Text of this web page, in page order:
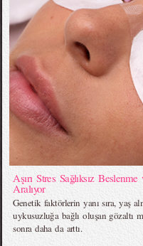
Aşırı Stres Sağlıksız
Aralıyor
Genetik faktörlerin yanı sıra, yaş
uykusuzluğa bağlı oluşan gözaltı
sonra daha da arttı.